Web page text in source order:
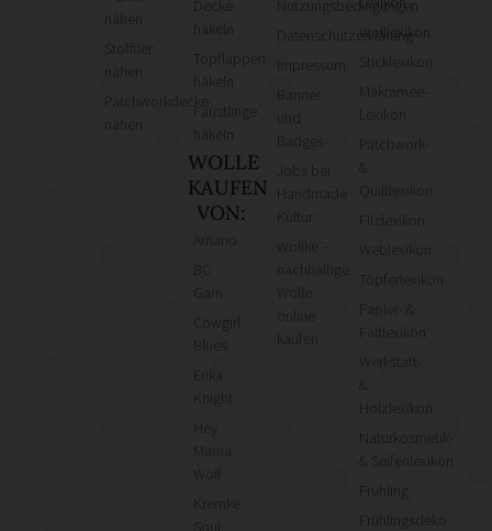
Stofftier
Patchworkdecke
häkeln
Topflappen
häkeln
Fäustlinge
häkeln
WOLLE
KAUFEN
VON:
Cowgirl
Knight
Mama
Wolf
Kremke
Nutzungsbedingungen
Datenschutzerklärung
Kultur
Wollke –
nachhaltige
kaufen
Wolllexikon
Sticklexikon
Makramee-
Lexikon
Patchwork-
&
Quiltlexikon
Filzlexikon
Weblexikon
Töpferlexikon
Papier- &
Faltlexikon
Werkstatt-
&
Holzlexikon
Naturkosmetik-
& Seifenlexikon
Frühling
Frühlingsdeko